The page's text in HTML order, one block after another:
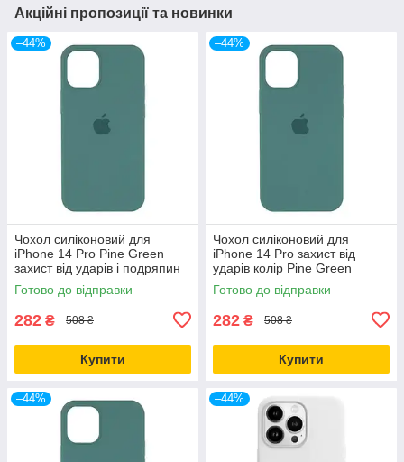
Акційні пропозиції та новинки
–44%
Чохол силіконовий для
iPhone 14 Pro Pine Green
захист від ударів і подряпин
повнорозмірний
Готово до відправки
282 ₴ 508 ₴
Купити
–44%
Чохол силіконовий для
iPhone 14 Pro захист від
ударів колір Pine Green
Готово до відправки
282 ₴ 508 ₴
Купити
–44% –44%